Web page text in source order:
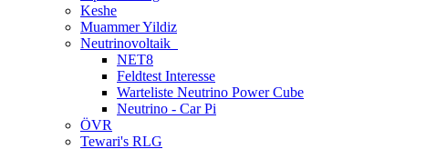
Keshe
Muammer Yildiz
Neutrinovoltaik
NET8
Feldtest Interesse
Warteliste Neutrino Power Cube
Neutrino - Car Pi
ÖVR
Tewari's RLG